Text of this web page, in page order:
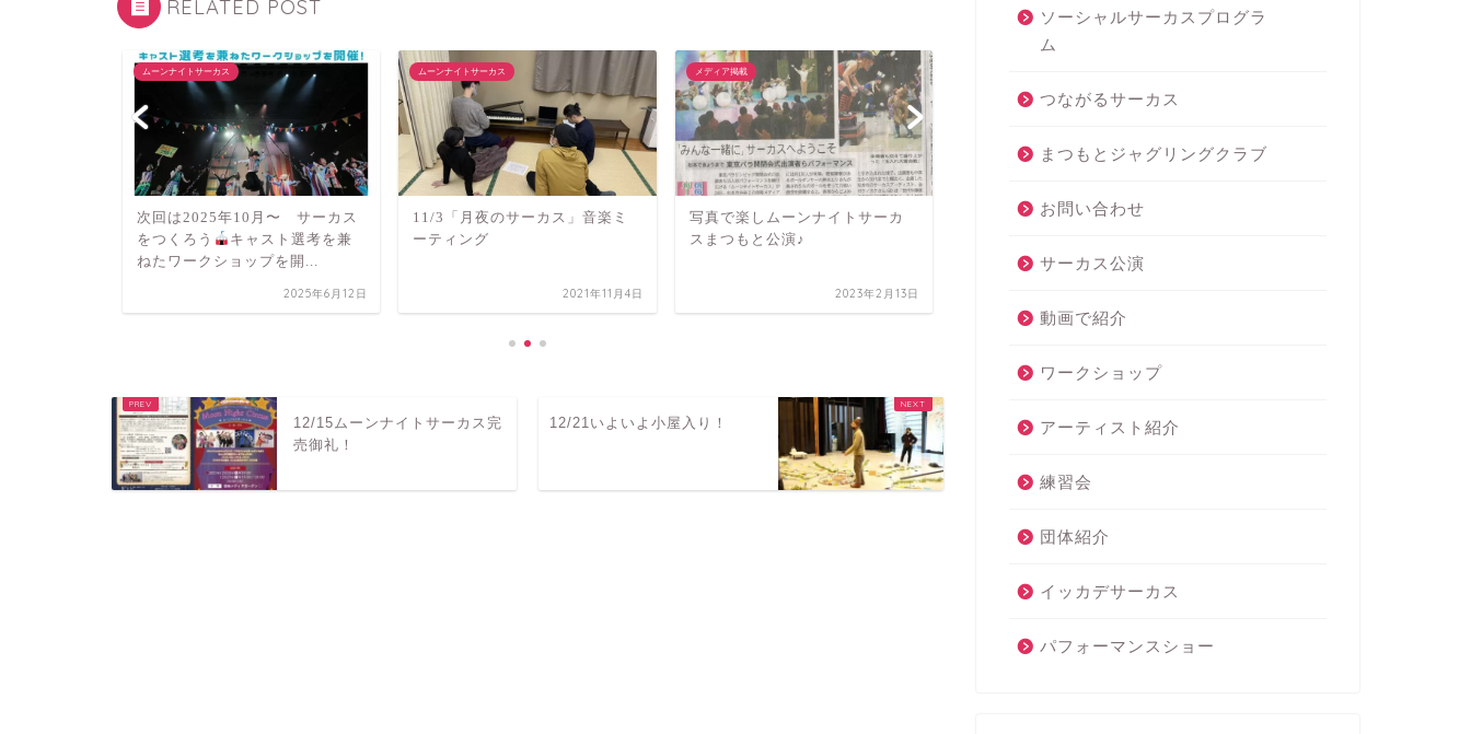
RELATED POST
ムーンナイトサーカス
次回は2025年10月〜 サーカス
をつくろう
キャスト選考を兼
ねたワークショップを開...
2025年6月12日
ムーンナイトサーカス
11/3「月夜のサーカス」音楽ミ
ーティング
2021年11月4日
メディア掲載
写真で楽しムーンナイトサーカ
スまつもと公演♪
2023年2月13日
次回は2025年10月〜 サーカス
ねたワークショップを開...
12/15ムーンナイトサーカス完
売御礼！
12/21いよいよ小屋入り！
ソーシャルサーカスプログラ
ム
つながるサーカス
まつもとジャグリングクラブ
お問い合わせ
サーカス公演
動画で紹介
ワークショップ
アーティスト紹介
練習会
団体紹介
イッカデサーカス
パフォーマンスショー